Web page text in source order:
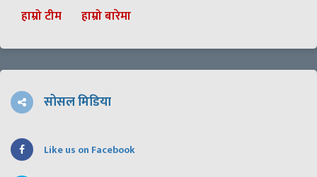
हाम्रो टीम हाम्रो बारेमा
सोसल मिडिया
Like us on Facebook